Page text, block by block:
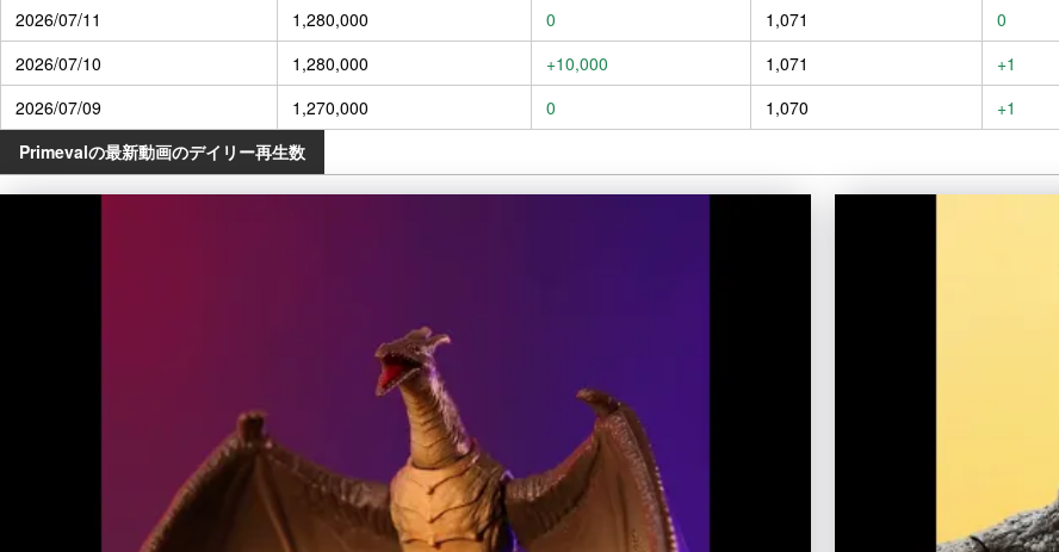
2026/07/11
1,280,000 0 1,071 0
2026/07/10
1,280,000 +10,000 1,071 +1
2026/07/09
1,270,000 0 1,070 +1
Primevalの最新動画のデイリー再生数